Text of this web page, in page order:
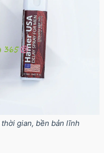
Magnetic
Case trong
gian, bền bản lĩnh